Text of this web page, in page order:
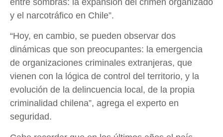
y el narcotráfico en Chile”.
“Hoy, en cambio, se pueden observar dos
dinámicas que son preocupantes: la emergencia
de organizaciones criminales extranjeras, que
vienen con la lógica de control del territorio, y la
evolución de la delincuencia local, de la propia
criminalidad chilena”, agrega el experto en
seguridad.